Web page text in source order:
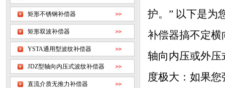
矩形不锈钢补偿器
矩形双波补偿器
YSTA通用型波纹补偿器
JDZ型轴向内压式波纹补偿器
直流介质无推力补偿器
护。” 以下是为
补偿器搞不定
轴向内压或外
度极大：如果